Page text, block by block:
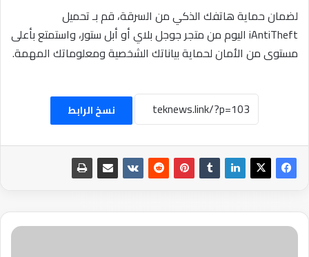
لضمان حماية هاتفك الذكي من السرقة، قم بـ تحميل
iAntiTheft اليوم من متجر جوجل بلاي أو أبل ستور، واستمتع بأعلى
مستوى من الأمان لحماية بياناتك الشخصية ومعلوماتك المهمة.
نسخ الرابط